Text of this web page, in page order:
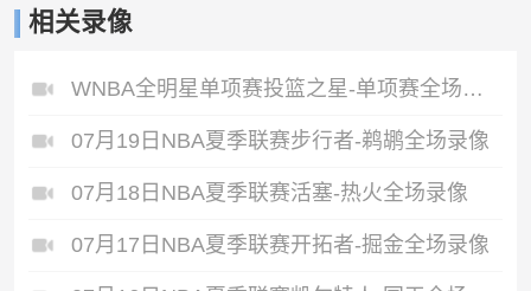
相关录像
WNBA全明星单项赛投篮之星-单项赛全场录像
07月19日NBA夏季联赛步行者-鹈鹕全场录像
07月18日NBA夏季联赛活塞-热火全场录像
07月17日NBA夏季联赛开拓者-掘金全场录像